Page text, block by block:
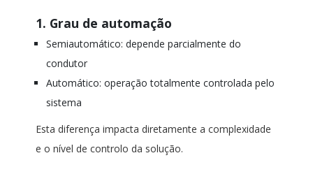
1. Grau de automação
Semiautomático: depende parcialmente do
condutor
Automático: operação totalmente controlada pelo
sistema
Esta diferença impacta diretamente a complexidade
e o nível de controlo da solução.